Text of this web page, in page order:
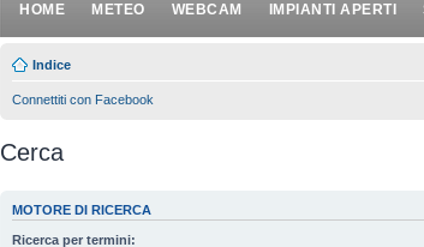
HOME METEO WEBCAM IMPIANTI APERTI
Indice
Connettiti con Facebook
Cerca
MOTORE DI RICERCA
Ricerca per termini: